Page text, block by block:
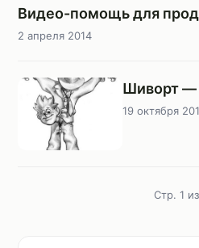
Видео-помощь для
2 апреля 2014
Шиворт —
19 октября
Стр. 1